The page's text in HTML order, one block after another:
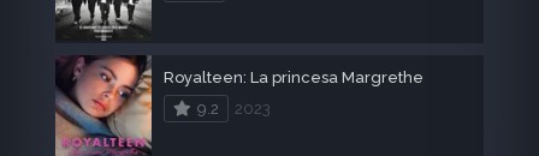
Royalteen: La princesa Margrethe
9.2
2023